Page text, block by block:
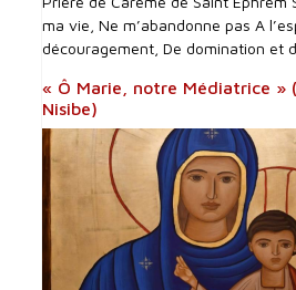
ma vie, Ne m’abandonne pas A
découragement, De domination et
« Ô Marie, notre Médiatrice »
Nisibe)